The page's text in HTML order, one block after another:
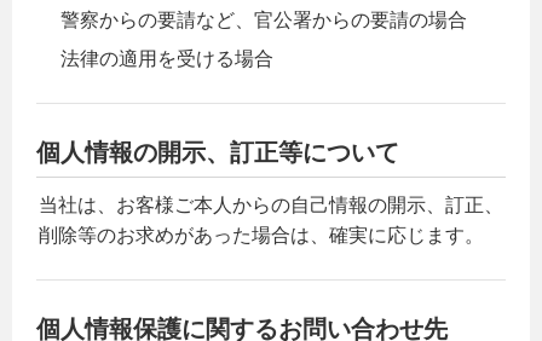
警察からの要請など、官公署からの要請の場合
法律の適用を受ける場合
個人情報の開示、訂正等について
当社は、お客様ご本人からの自己情報の開示、訂正、
削除等のお求めがあった場合は、確実に応じます。
個人情報保護に関するお問い合わせ先